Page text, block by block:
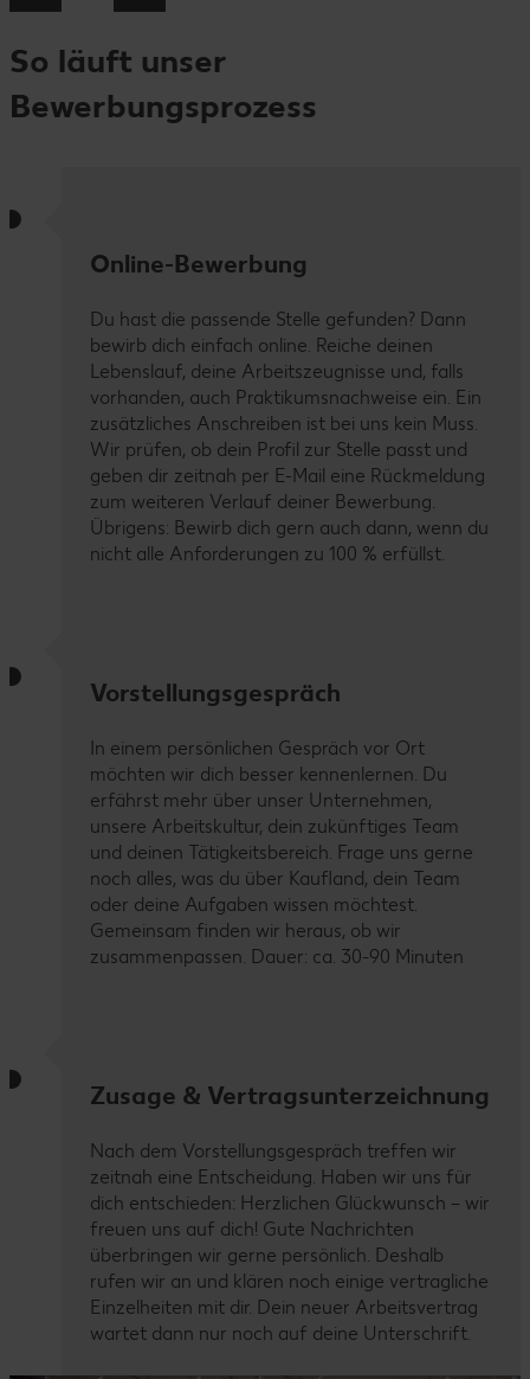
So läuft unser
Bewerbungsprozess
Online-Bewerbung
Du hast die passende Stelle gefunden? Dann
bewirb dich einfach online. Reiche deinen
Lebenslauf, deine Arbeitszeugnisse und, falls
vorhanden, auch Praktikumsnachweise ein. Ein
zusätzliches Anschreiben ist bei uns kein Muss.
Wir prüfen, ob dein Profil zur Stelle passt und
geben dir zeitnah per E-Mail eine Rückmeldung
zum weiteren Verlauf deiner Bewerbung.
Übrigens: Bewirb dich gern auch dann, wenn du
nicht alle Anforderungen zu 100 % erfüllst.
Vorstellungsgespräch
In einem persönlichen Gespräch vor Ort
möchten wir dich besser kennenlernen. Du
erfährst mehr über unser Unternehmen,
unsere Arbeitskultur, dein zukünftiges Team
und deinen Tätigkeitsbereich. Frage uns gerne
noch alles, was du über Kaufland, dein Team
oder deine Aufgaben wissen möchtest.
Gemeinsam finden wir heraus, ob wir
zusammenpassen. Dauer: ca. 30-90 Minuten
Zusage & Vertragsunterzeichnung
Nach dem Vorstellungsgespräch treffen wir
zeitnah eine Entscheidung. Haben wir uns für
dich entschieden: Herzlichen Glückwunsch – wir
freuen uns auf dich! Gute Nachrichten
überbringen wir gerne persönlich. Deshalb
rufen wir an und klären noch einige vertragliche
Einzelheiten mit dir. Dein neuer Arbeitsvertrag
wartet dann nur noch auf deine Unterschrift.